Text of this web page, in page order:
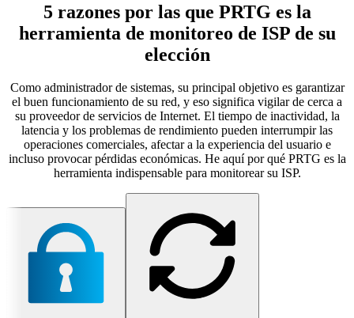
5 razones por las que PRTG es la
herramienta de monitoreo de ISP de su
elección
Como administrador de sistemas, su principal objetivo es garantizar
el buen funcionamiento de su red, y eso significa vigilar de cerca a
su proveedor de servicios de Internet. El tiempo de inactividad, la
latencia y los problemas de rendimiento pueden interrumpir las
operaciones comerciales, afectar a la experiencia del usuario e
incluso provocar pérdidas económicas. He aquí por qué PRTG es la
herramienta indispensable para monitorear su ISP.